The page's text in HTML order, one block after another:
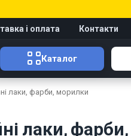
і оплата Контакти
Каталог
лаки, фарби, морилки
лаки,